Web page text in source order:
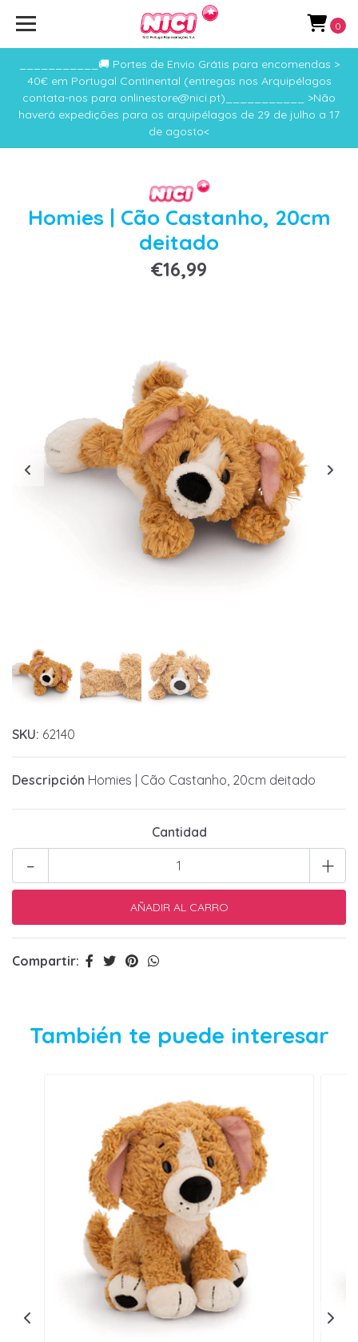
___________🚚 Portes de Envio Grátis para encomendas >
40€ em Portugal Continental (entregas nos Arquipélagos
contata-nos para onlinestore@nici.pt)___________ >Não
haverá expedições para os arquipélagos de 29 de julho a 17
de agosto<
0
Homies | Cão Castanho, 20cm
deitado
€16,99
SKU: 62140
Descripción Homies | Cão Castanho, 20cm deitado
Cantidad
+
-
Compartir:
También te puede interesar